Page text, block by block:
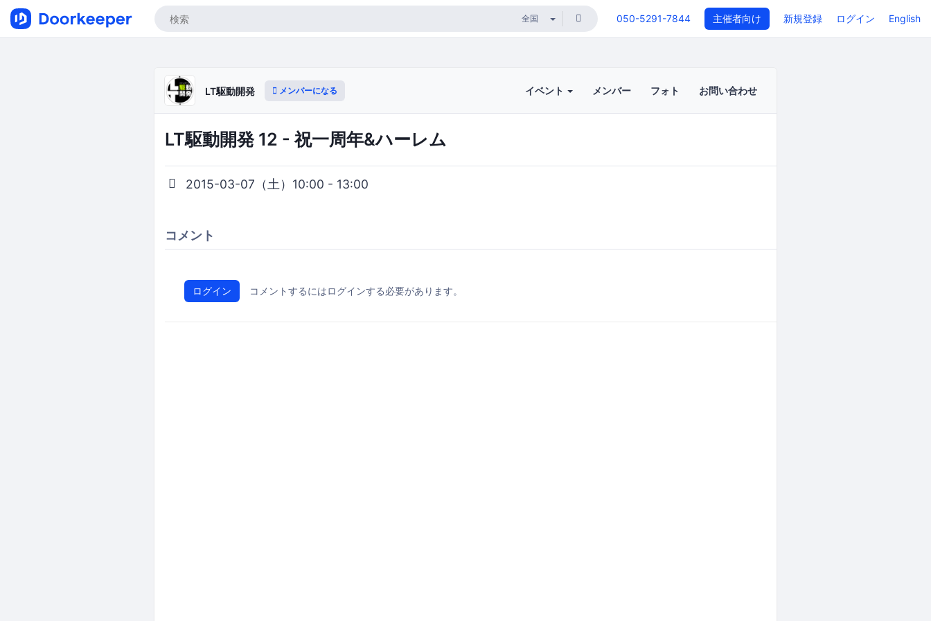
050-5291-7844 主催者向け 新規登録 ログイン English
LT駆動開発 メンバーになる イベント メンバー フォト お問い合わせ
LT駆動開発 12 - 祝一周年&ハーレム
2015-03-07（土）10:00 - 13:00
コメント
ログイン コメントするにはログインする必要があります。